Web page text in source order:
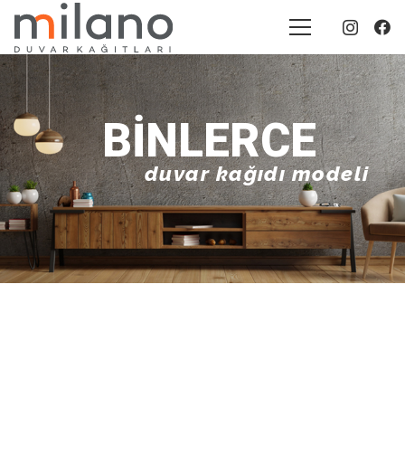
BINLERCE
duvar kağıdı modeli